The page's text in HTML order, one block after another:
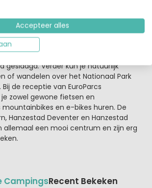
jou langs de mooiste plekken en
In de zomer is het nabijgelegen
een echte aanrader voor jonge
aapjes kijken in de Apenheul bij
geslaagd. Verder kun je natuurlijk
of wandelen over het Nationaal Park
Bij de receptie van EuroParcs
zowel gewone fietsen en
en e-bikes huren. De
Hanzestad Deventer en Hanzestad
allemaal een mooi centrum en zijn erg
CampingsRecent Bekeken
Accepteer alles